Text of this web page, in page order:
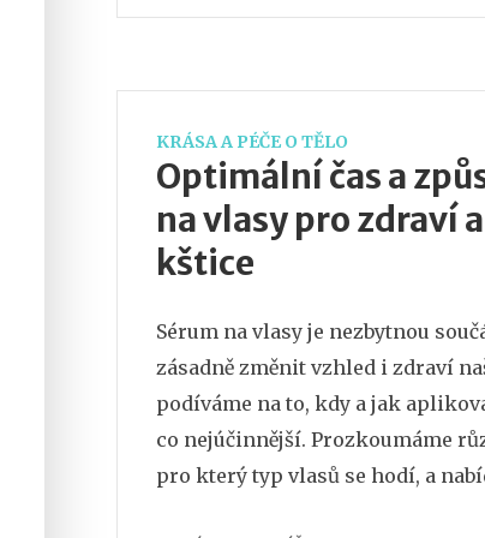
KRÁSA A PÉČE O TĚLO
Optimální čas a
na vlasy pro zdraví
kštice
Sérum na vlasy je nezbytnou
zásadně změnit vzhled i zdraví
podíváme na to, kdy a jak
co nejúčinnější. Prozkoumáme
pro který typ vlasů se hodí, a